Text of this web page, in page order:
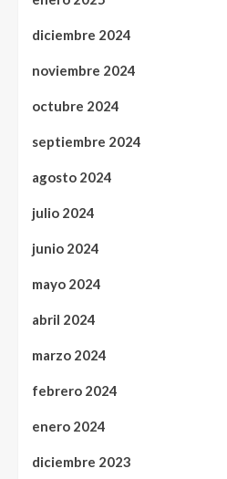
diciembre 2024
noviembre 2024
octubre 2024
septiembre 2024
agosto 2024
julio 2024
junio 2024
mayo 2024
abril 2024
marzo 2024
febrero 2024
enero 2024
diciembre 2023